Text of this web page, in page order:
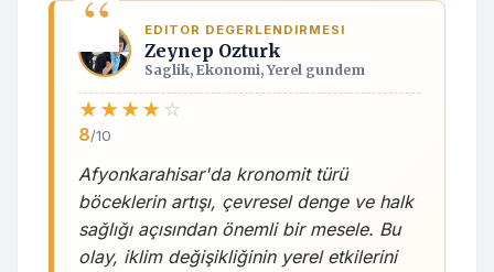
EDITOR DEGERLENDIRMESI
Zeynep Ozturk
Saglik, Ekonomi, Yerel gundem
★★★★ ☆
8/10
Afyonkarahisar'da kronomit türü
böceklerin artışı, çevresel denge ve halk
sağlığı açısından önemli bir mesele. Bu
olay, iklim değişikliğinin yerel etkilerini